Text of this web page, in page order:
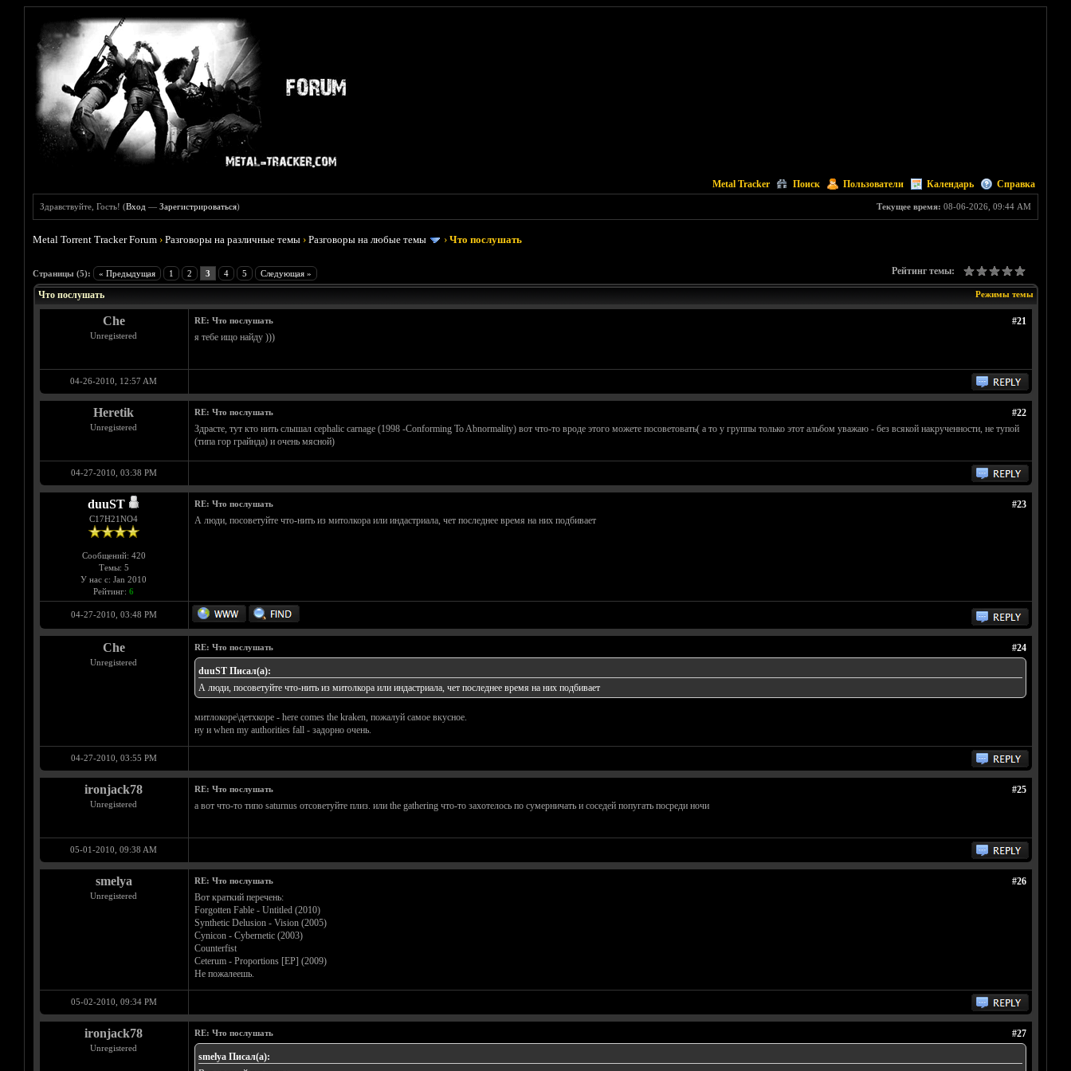
Metal Tracker Поиск Пользователи Календарь Справка
Текущее время: 08-06-2026, 09:44 AM
Здравствуйте, Гость! (Вход —Зарегистрироваться)
Metal Torrent Tracker Forum ›Разговоры на различные темы ›Разговоры на любые темы ›Что послушать
Страницы (5): « Предыдущая 1 2 3 4 5 Следующая » Рейтинг темы:
Голосов: 0 - Средняя оценка: 0
1
2
3
4
5
Режимы темы
Что послушать
Che
Unregistered
#21
RE: Что послушать
я тебе ищо найду )))
04-26-2010, 12:57 AM
Heretik
Unregistered
#22
RE: Что послушать
Здрасте, тут кто нить слышал cephalic carnage (1998 -Conforming To Abnormality) вот что-то вроде этого можете посоветовать( а то у группы только этот альбом уважаю - без всякой накрученности, не тупой
(типа гор грайнда) и очень мясной)
04-27-2010, 03:38 PM
duuST
С17H21NO4
Сообщений: 420
Темы: 5
У нас с: Jan 2010
Рейтинг: 6
#23
RE: Что послушать
А люди, посоветуйте что-нить из митолкора или индастриала, чет последнее время на них подбивает
04-27-2010, 03:48 PM
Che
Unregistered
#24
RE: Что послушать
duuST Писал(а):
А люди, посоветуйте что-нить из митолкора или индастриала, чет последнее время на них подбивает
митлокоре\детхкоре - here comes the kraken, пожалуй самое вкусное.
ну и when my authorities fall - задорно очень.
04-27-2010, 03:55 PM
ironjack78
Unregistered
#25
RE: Что послушать
а вот что-то типо saturnus отсоветуйте плиз. или the gathering что-то захотелось по сумерничать и соседей попугать посреди ночи
05-01-2010, 09:38 AM
smelya
Unregistered
#26
RE: Что послушать
Вот краткий перечень:
Forgotten Fable - Untitled (2010)
Synthetic Delusion - Vision (2005)
Cynicon - Cybernetic (2003)
Counterfist
Ceterum - Proportions [EP] (2009)
Не пожалеешь.
05-02-2010, 09:34 PM
ironjack78
Unregistered
#27
RE: Что послушать
smelya Писал(а):